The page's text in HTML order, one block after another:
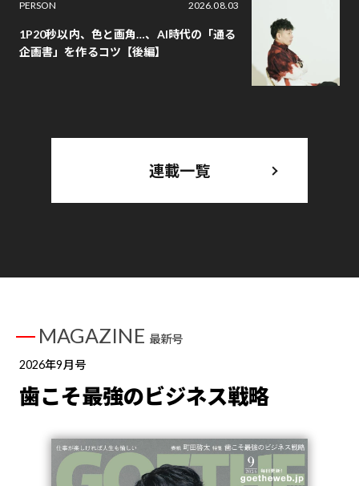
PERSON 2026.08.03
1P20秒以内、色と画角…、AI時代の「通る
企画書」を作るコツ【後編】
連載一覧
MAGAZINE 最新号
2026年9月号
歯こそ最強のビジネス戦略